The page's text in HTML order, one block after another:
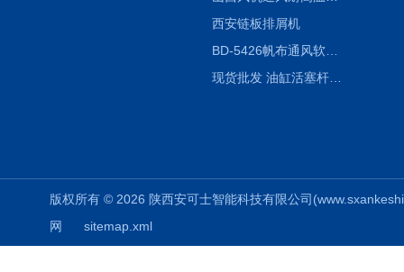
西安链板排屑机
BD-5426帆布通风软连接水泥布袋陕西生产厂家
现货批发 油缸活塞杆圆形保护套
版权所有 © 2026 陕西安可士智能科技有限公司
网
sitemap.xml